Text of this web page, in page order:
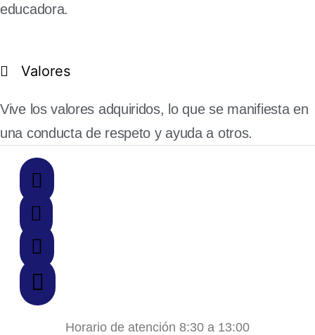
educadora.
Valores
Vive los valores adquiridos, lo que se manifiesta en
una conducta de respeto y ayuda a otros.
Horario de atención 8:30 a 13:00